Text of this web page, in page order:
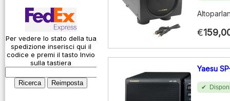
Codice Q
Come si usa un
cavo
Connessioni
microfoniche
Cosa è l' ADS-B
Per vedere lo stato della tua
spedizione inserisci qui il
codice e premi il tasto Invio
sulla tastiera
€
Yaesu